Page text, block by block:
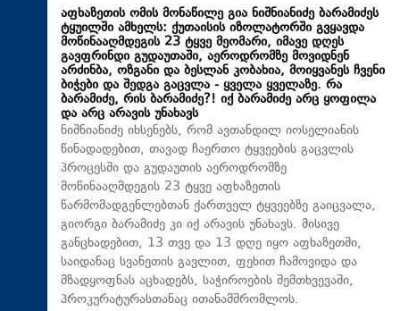
აფხაზეთის ომის მონაწილე გია ნიშნიანიძე ბარამიძეს
ტყუილში ამხელს: ქუთაისის იზოლატორში გვყავდა
მოწინააღმდეგის 23 ტყვე მეომარი, იმავე დღეს
გავფრინდი გუდაუთაში, აეროდრომზე მოვიდნენ
არძინბა, ოზგანი და ბესლან კობახია, მოიყვანეს ჩვენი
ბიჭები და შედგა გაცვლა - ყველა ყველაზე. რა
ბარამიძე, რის ბარამიძე?! იქ ბარამიძე არც ყოფილა
და არც არავის უნახავს
ნიშნიანიძე იხსენებს, რომ ავთანდილ იოსელიანის
წინადადებით, თავად ჩაერთო ტყვეების გაცვლის
პროცესში და გუდაუთის აეროდრომზე
მოწინააღმდეგის 23 ტყვე აფხაზეთის
წარმომადგენლებთან ქართველ ტყვეებზე გაიცვალა,
გიორგი ბარამიძე კი იქ არავის უნახავს. მისივე
განცხადებით, 13 თვე და 13 დღე იყო აფხაზეთში,
საიდანაც სვანეთის გავლით, ფეხით ჩამოვიდა და
მზადყოფნას აცხადებს, საჭიროების შემთხვევაში,
პროკურატურასთანაც ითანამშრომლოს.